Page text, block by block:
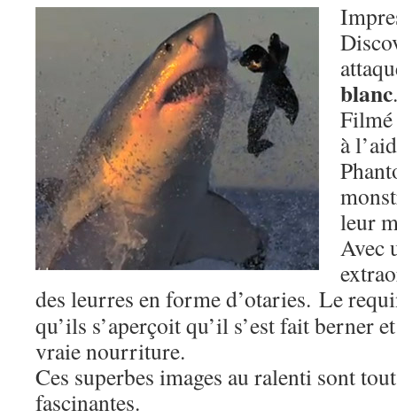
blanc.
Filmé
à
leur
Avec
des leurres en forme d’otaries. Le
qu’ils s’aperçoit qu’il s’est fait berner
vraie nourriture.
Ces superbes images au ralenti sont
fascinantes.